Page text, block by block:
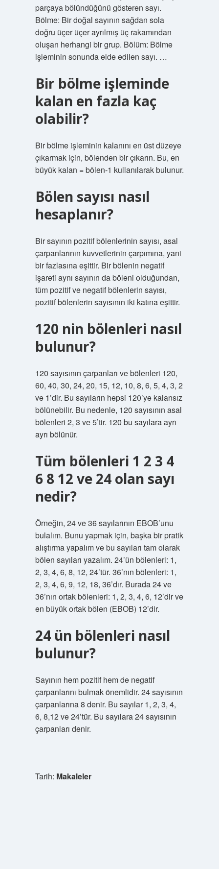
parçaya bölündüğünü gösteren sayı.
Bölme: Bir doğal sayının sağdan sola
doğru üçer üçer ayrılmış üç rakamından
oluşan herhangi bir grup. Bölüm: Bölme
işleminin sonunda elde edilen sayı. …
Bir bölme işleminde
kalan en fazla kaç
olabilir?
Bir bölme işleminin kalanını en üst düzeye
çıkarmak için, bölenden bir çıkarın. Bu, en
büyük kalan = bölen-1 kullanılarak bulunur.
Bölen sayısı nasıl
hesaplanır?
Bir sayının pozitif bölenlerinin sayısı, asal
çarpanlarının kuvvetlerinin çarpımına, yani
bir fazlasına eşittir. Bir bölenin negatif
işareti aynı sayının da böleni olduğundan,
tüm pozitif ve negatif bölenlerin sayısı,
pozitif bölenlerin sayısının iki katına eşittir.
120 nin bölenleri nasıl
bulunur?
120 sayısının çarpanları ve bölenleri 120,
60, 40, 30, 24, 20, 15, 12, 10, 8, 6, 5, 4, 3, 2
ve 1’dir. Bu sayıların hepsi 120’ye kalansız
bölünebilir. Bu nedenle, 120 sayısının asal
bölenleri 2, 3 ve 5’tir. 120 bu sayılara ayrı
ayrı bölünür.
Tüm bölenleri 1 2 3 4
6 8 12 ve 24 olan sayı
nedir?
Örneğin, 24 ve 36 sayılarının EBOB’unu
bulalım. Bunu yapmak için, başka bir pratik
alıştırma yapalım ve bu sayıları tam olarak
bölen sayıları yazalım. 24’ün bölenleri: 1,
2, 3, 4, 6, 8, 12, 24’tür. 36’nın bölenleri: 1,
2, 3, 4, 6, 9, 12, 18, 36’dır. Burada 24 ve
36’nın ortak bölenleri: 1, 2, 3, 4, 6, 12’dir ve
en büyük ortak bölen (EBOB) 12’dir.
24 ün bölenleri nasıl
bulunur?
Sayının hem pozitif hem de negatif
çarpanlarını bulmak önemlidir. 24 sayısının
çarpanlarına 8 denir. Bu sayılar 1, 2, 3, 4,
6, 8,12 ve 24’tür. Bu sayılara 24 sayısının
çarpanları denir.
Tarih: Makaleler